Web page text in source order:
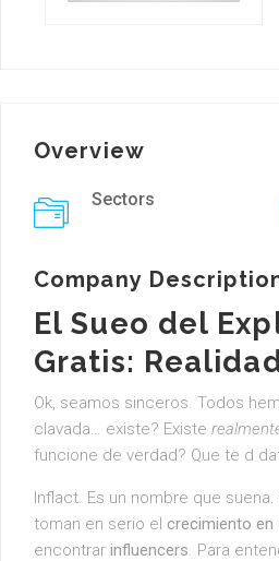
Overview
Sectors
Company
El Sueo del
Gratis:
Ok, seamos sinceros. Todos
clavada… existe? Existe
funcione de verdad? Que te d
Inflact. Es un nombre que
toman en serio el crecimiento en
encontrar influencers. Para